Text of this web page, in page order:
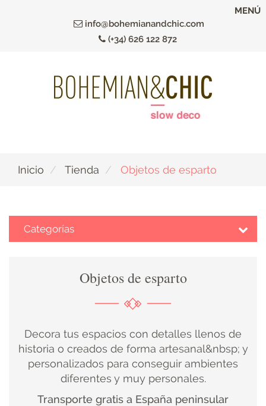
info@bohemianandchic.com
(+34) 626 122 872
MENÚ
Inicio Tienda Objetos de esparto
Categorías
DECOBODAS
RECUPERADO
Objetos de esparto
Decora tus espacios con detalles llenos de
historia o creados de forma artesanal&nbsp; y
personalizados para conseguir ambientes
diferentes y muy personales.
Transporte gratis a España peninsular